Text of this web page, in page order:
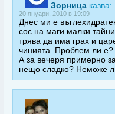
Зорница казва:
20 януари, 2010 в 19:09
Днес ми е
сос на маги малки
трява да има грах и
чинията. Проблем ли е?
А за вечеря примерно
нещо сладко? Неможе